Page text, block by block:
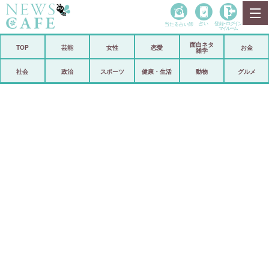
政治
当たる占い師 占い 登録• ログイン
マイルーム
TOP 芸能 女性 恋愛
面白ネタ
雑学
お金
社会 政治 スポーツ 健康・生活 動物 グルメ